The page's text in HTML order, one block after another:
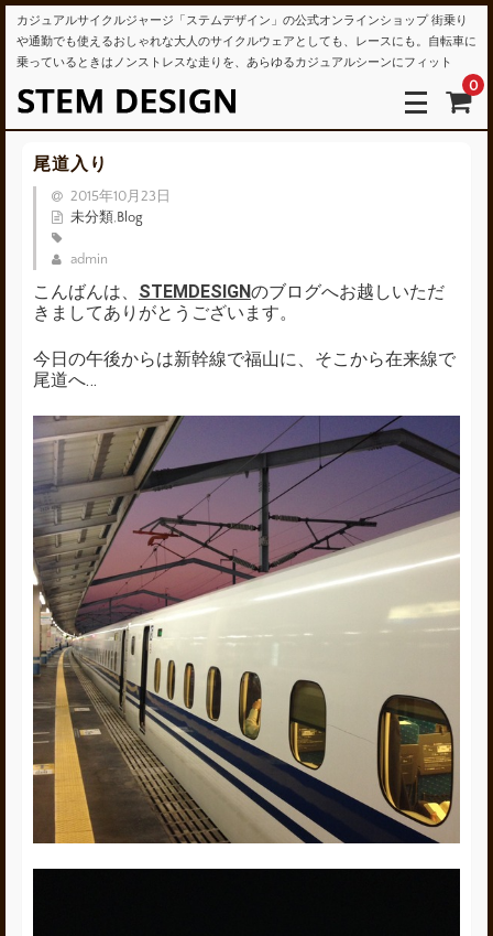
カジュアルサイクルジャージ「ステムデザイン」の公式オンラインショップ 街乗り
や通勤でも使えるおしゃれな大人のサイクルウェアとしても、レースにも。自転車に
乗っているときはノンストレスな走りを、あらゆるカジュアルシーンにフィット
0
尾道入り
2015年10月23日
未分類, Blog
admin
こんばんは、 STEMDESIGNのブログへお越しいただ
きましてありがとうございます。
今日の午後からは新幹線で福山に、そこから在来線で
尾道へ…